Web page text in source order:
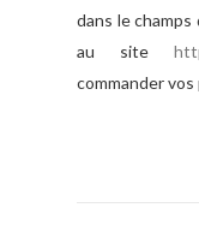
dans le
au site
commander